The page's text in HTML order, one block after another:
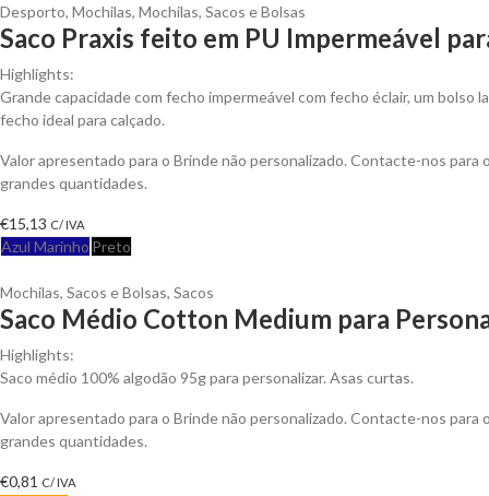
Desporto, Mochilas, Mochilas, Sacos e Bolsas
Saco Praxis feito em PU Impermeável
Highlights:
Grande capacidade com fecho impermeável com fecho éclair, um bolso
fecho ideal para calçado.
Valor apresentado para o Brinde não personalizado. Contacte-nos
grandes quantidades.
€15,13 C/ IVA
Azul Marinho Preto
Mochilas, Sacos e Bolsas, Sacos
Saco Médio Cotton Medium para
Highlights:
Saco médio 100% algodão 95g para personalizar. Asas curtas.
Valor apresentado para o Brinde não personalizado. Contacte-nos
grandes quantidades.
€0,81 C/ IVA